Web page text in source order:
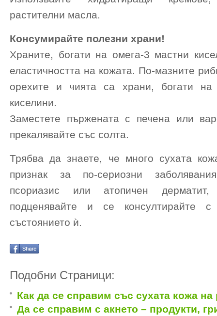
растителни масла.
Консумирайте полезни храни!
Храните, богати на омега-3 мастни
еластичността на кожата. По-мазните
орехите и чията са храни, богати на
киселини.
Заместете пържената с печена или
прекалявайте със солта.
Трябва да знаете, че много сухата
признак за по-сериозни
псориазис или атопичен
подценявайте и се консултирайте
състоянието ѝ.
Подобни Страници:
Как да се справим със сухата кожа на
Да се справим с акнето – продукти,